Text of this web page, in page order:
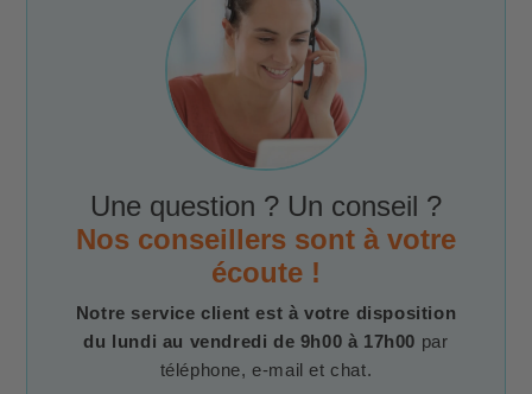
Une question ? Un conseil ?
Nos conseillers sont à votre
écoute !
Notre service client est à votre disposition
du lundi au vendredi de 9h00 à 17h00 par
téléphone, e-mail et chat.